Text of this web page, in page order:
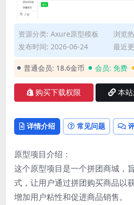
资源分类: Axure原型模板
浏览
发布时间: 2026-06-24
最近
普通会员: 18.6金币 会员: 免费
购买下载权限 本
详情介绍 常见问题
原型项目介绍：
这个原型项目是一个拼团商城，
式，让用户通过拼团购买商品以
增加用户粘性和促进商品销售。